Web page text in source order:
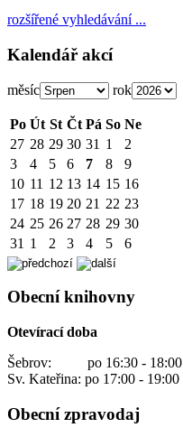
rozšířené vyhledávání ...
Kalendář akcí
měsíc rok
Po Út St Čt Pá So Ne
27 28 29 30 31 1
2
3
4 5 6 7 8
9
10 11 12 13 14 15 16
17 18 19 20 21 22 23
24 25 26 27 28 29 30
31 1 2 3 4 5 6
Obecní knihovny
Otevírací doba
Šebrov: po 16:30 - 18:00
Sv. Kateřina: po 17:00 - 19:00
Obecní zpravodaj